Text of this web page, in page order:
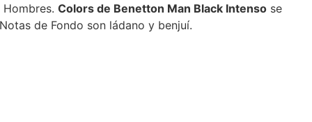
Colors de Benetton Man Black Intenso se
de Fondo son ládano y benjuí.